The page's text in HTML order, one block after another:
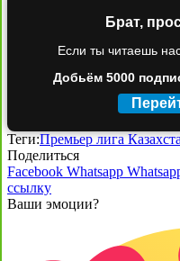
Брат,
Если ты читаешь
Добьём 5000
Теги:Премьер лига
Поделиться
Facebook Whatsapp
ссылку
Ваши эмоции?